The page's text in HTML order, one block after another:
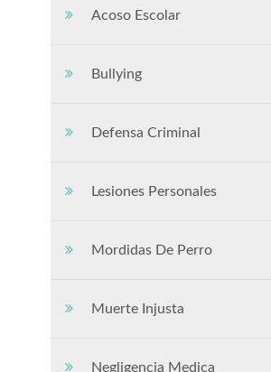
Acoso Escolar
Bullying
Defensa Criminal
Lesiones Personales
Mordidas De Perro
Muerte Injusta
Negligencia Medica